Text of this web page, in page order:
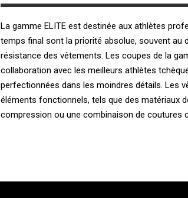
La gamme ELITE est destinée aux athlètes
temps final sont la priorité absolue, souvent au
résistance des vêtements. Les coupes de la
collaboration avec les meilleurs athlètes
perfectionnées dans les moindres détails. Les
éléments fonctionnels, tels que des matériaux
compression ou une combinaison de coutures